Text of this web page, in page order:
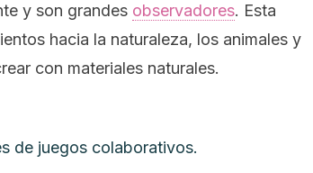
y son grandes observadores. Esta
hacia la naturaleza, los animales y
con materiales naturales.
de juegos colaborativos.